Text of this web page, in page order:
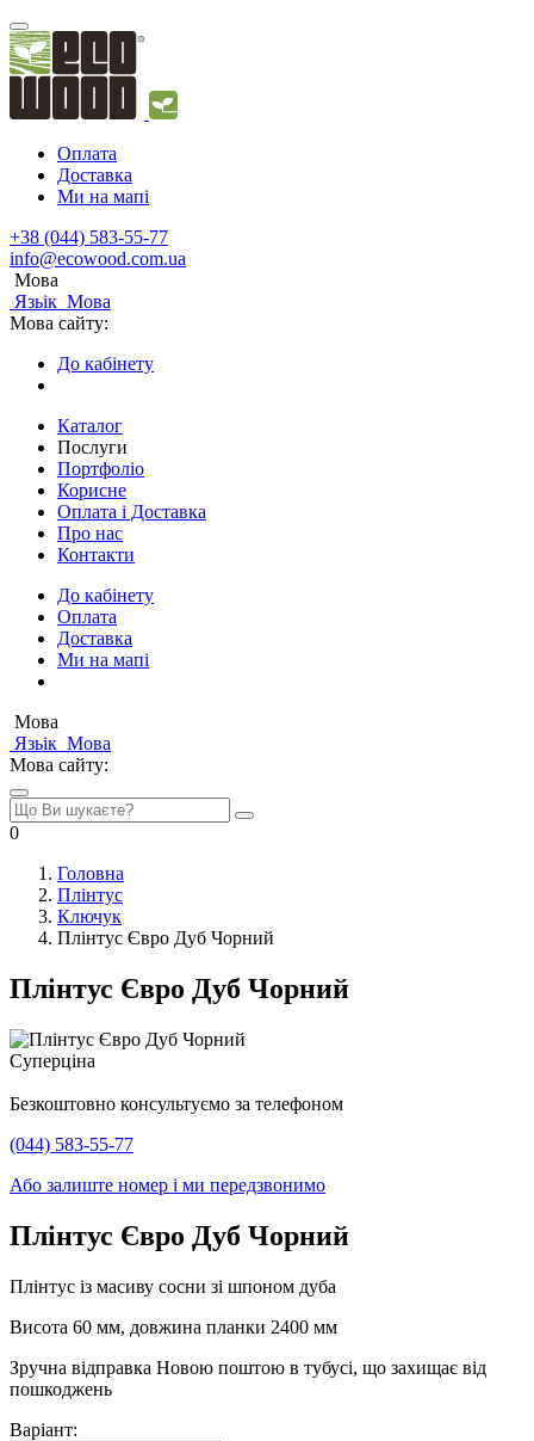
Оплата
Доставка
Ми на мапі
+38 (044) 583-55-77
info@ecowood.com.ua
Мова
Язьік Мова
Мова сайту:
До кабінету
Каталог
Послуги
Портфоліо
Корисне
Оплата і Доставка
Про нас
Контакти
До кабінету
Оплата
Доставка
Ми на мапі
Мова
Язьік Мова
Мова сайту:
0
Головна
Плінтус
Ключук
Плінтус Євро Дуб Чорний
Плінтус Євро Дуб Чорний
Суперціна
Безкоштовно консультуємо за телефоном
(044) 583-55-77
Або залиште номер і ми передзвонимо
Плінтус Євро Дуб Чорний
Плінтус із масиву сосни зі шпоном дуба
Висота 60 мм, довжина планки 2400 мм
Зручна відправка Новою поштою в тубусі, що захищає від
пошкоджень
Варіант: